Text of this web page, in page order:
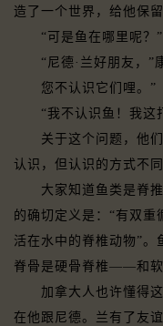
造了一个世界，给他保
“可是鱼在哪里呢？”
“尼德·兰好朋友，”康
您不认识它们哩。”
“我不认识鱼！我这打
关于这个问题，他们
认识，但认识的方式不同
大家知道鱼类是脊推
的确切定义是：“有双重
活在水中的脊椎动物”。
脊骨是硬骨脊椎——和
加拿大人也许懂得这
在他跟尼德。兰有了友